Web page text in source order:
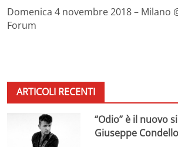
Domenica 4 novembre 2018 – Milano
Forum
ARTICOLI RECENTI
“Odio” è il nuovo
Giuseppe